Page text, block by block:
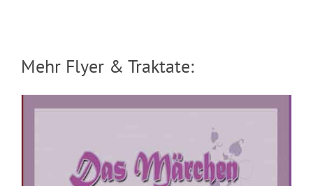
Mehr Flyer & Traktate:
Flyer: 219 US-Kriege